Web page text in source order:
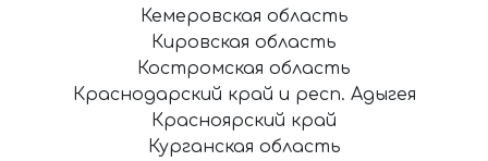
Кемеровская область
Кировская область
Костромская область
Краснодарский край и респ. Адыгея
Красноярский край
Курганская область